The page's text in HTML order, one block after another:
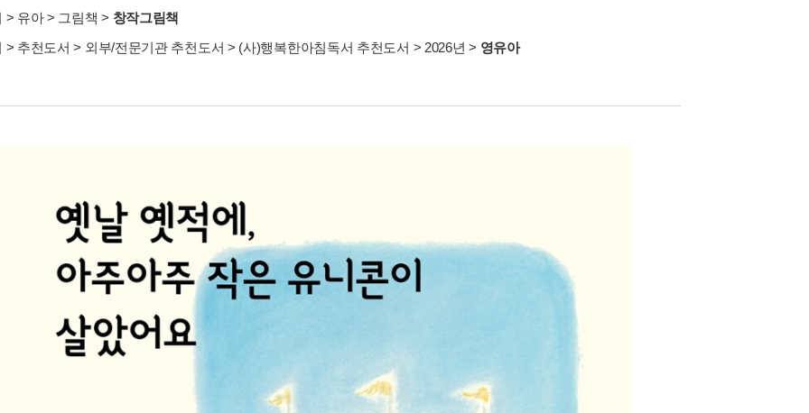
> 유아> 그림책 > 창작그림책
> 추천도서 > 외부/전문기관 추천도서 > (사)행복한아침독서 추천도서 > 2026년 > 영유아